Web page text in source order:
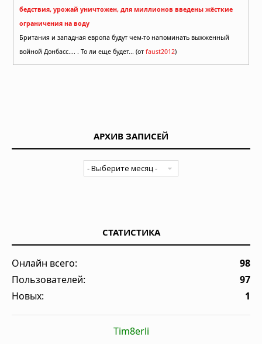
бедствия, урожай уничтожен, для миллионов введены жёсткие
ограничения на воду
Британия и западная европа будут чем-то напоминать выжженный
войной Донбасс.... . То ли еще будет... (от faust2012)
АРХИВ ЗАПИСЕЙ
СТАТИСТИКА
Онлайн всего:
98
Пользователей:
97
Новых:
1
Tim8erli